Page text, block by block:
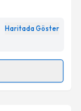
Aydınlatma
belirtilen
Haritada Göster